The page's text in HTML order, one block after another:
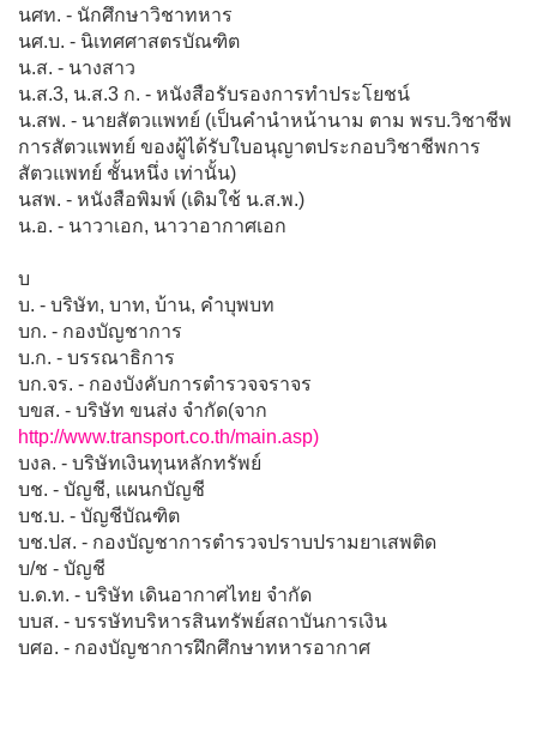
นศท. - นักศึกษาวิชาทหาร
นศ.บ. - นิเทศศาสตรบัณฑิต
น.ส. - นางสาว
น.ส.3, น.ส.3 ก. - หนังสือรับรองการทำประโยชน์
น.สพ. - นายสัตวแพทย์ (เป็นคำนำหน้านาม ตาม พรบ.วิชาชีพ
การสัตวแพทย์ ของผู้ได้รับใบอนุญาตประกอบวิชาชีพการ
สัตวแพทย์ ชั้นหนึ่ง เท่านั้น)
นสพ. - หนังสือพิมพ์ (เดิมใช้ น.ส.พ.)
น.อ. - นาวาเอก, นาวาอากาศเอก
บ
บ. - บริษัท, บาท, บ้าน, คำบุพบท
บก. - กองบัญชาการ
บ.ก. - บรรณาธิการ
บก.จร. - กองบังคับการตำรวจจราจร
บขส. - บริษัท ขนส่ง จำกัด(จาก
http://www.transport.co.th/main.asp)
บงล. - บริษัทเงินทุนหลักทรัพย์
บช. - บัญชี, แผนกบัญชี
บช.บ. - บัญชีบัณฑิต
บช.ปส. - กองบัญชาการตำรวจปราบปรามยาเสพติด
บ/ช - บัญชี
บ.ด.ท. - บริษัท เดินอากาศไทย จำกัด
บบส. - บรรษัทบริหารสินทรัพย์สถาบันการเงิน
บศอ. - กองบัญชาการฝึกศึกษาทหารอากาศ